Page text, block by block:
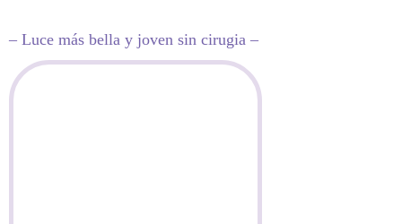
– Luce más bella y joven sin cirugia –